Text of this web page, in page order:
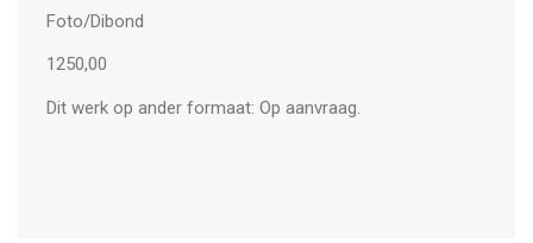
Foto/Dibond
1250,00
Dit werk op ander formaat: Op aanvraag.